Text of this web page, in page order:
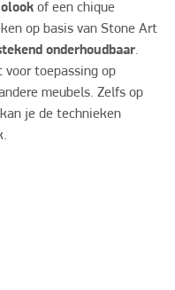
of een chique
op basis van Stone Art
onderhoudbaar.
voor toepassing op
meubels. Zelfs op
je de technieken